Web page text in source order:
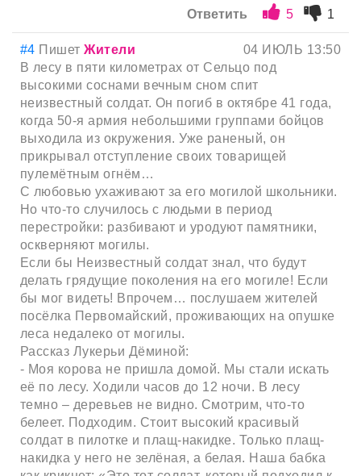
Ответить 5 1
#4 ПишетЖители
04 ИЮЛЬ 13:50
В лесу в пяти километрах от Сельцо под
высокими соснами вечным сном спит
неизвестный солдат. Он погиб в октябре 41 года,
когда 50-я армия небольшими группами бойцов
выходила из окружения. Уже раненый, он
прикрывал отступление своих товарищей
пулемётным огнём…
С любовью ухаживают за его могилой школьники.
Но что-то случилось с людьми в период
перестройки: разбивают и уродуют памятники,
оскверняют могилы.
Если бы Неизвестный солдат знал, что будут
делать грядущие поколения на его могиле! Если
бы мог видеть! Впрочем… послушаем жителей
посёлка Первомайский, проживающих на опушке
леса недалеко от могилы.
Рассказ Лукерьи Дёминой:
- Моя корова не пришла домой. Мы стали искать
её по лесу. Ходили часов до 12 ночи. В лесу
темно – деревьев не видно. Смотрим, что-то
белеет. Подходим. Стоит высокий красивый
солдат в пилотке и плащ-накидке. Только плащ-
накидка у него не зелёная, а белая. Наша бабка